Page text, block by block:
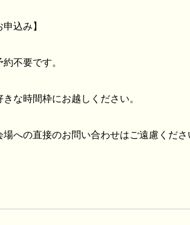
申込み】
約不要です。
きな時間枠にお越しください。
への直接のお問い合わせはご遠慮くださ